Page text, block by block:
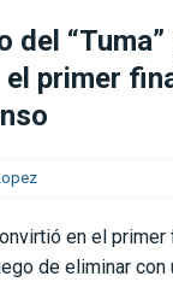
del
primer
en el primer
de eliminar